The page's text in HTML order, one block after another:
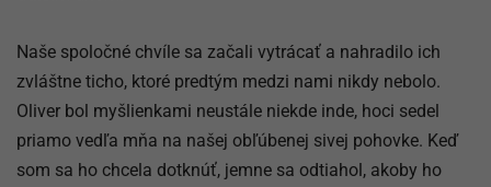
Naše spoločné chvíle sa začali vytrácať a nahradilo ich
zvláštne ticho, ktoré predtým medzi nami nikdy nebolo.
Oliver bol myšlienkami neustále niekde inde, hoci sedel
priamo vedľa mňa na našej obľúbenej sivej pohovke. Keď
som sa ho chcela dotknúť, jemne sa odtiahol, akoby ho